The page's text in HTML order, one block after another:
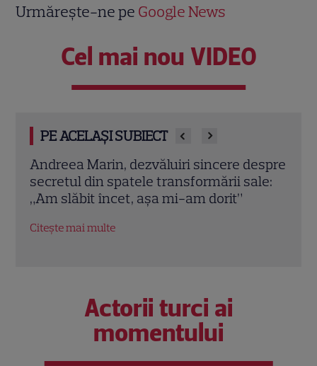
Urmărește-ne pe Google News
Cel mai nou VIDEO
PE ACELAȘI SUBIECT
Andreea Marin, dezvăluiri sincere despre
secretul din spatele transformării sale:
„Am slăbit încet, așa mi-am dorit”
Citește mai multe
Actorii turci ai
momentului